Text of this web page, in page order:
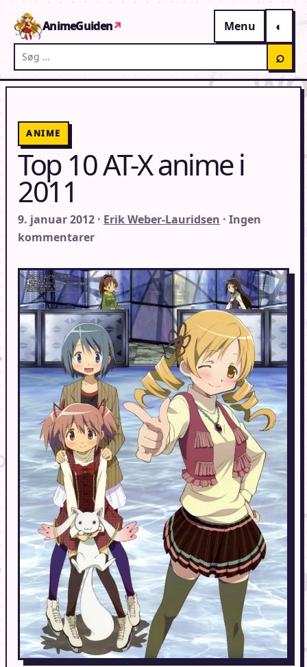
AnimeGuiden↗
Menu
Søg på AnimeGuiden
⌕
ANIME
Top 10 AT-X anime i
2011
9. januar 2012 · Erik Weber-Lauridsen · Ingen
kommentarer